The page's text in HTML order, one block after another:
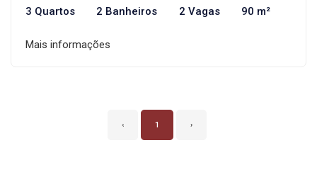
3 Quartos 2 Banheiros 2 Vagas 90 m²
Mais informações
‹ 1 ›